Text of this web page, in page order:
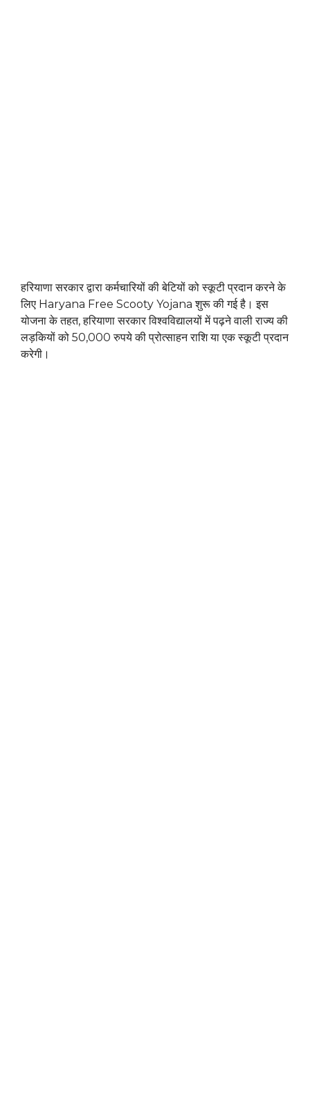
हरियाणा सरकार द्वारा कर्मचारियों की बेटियों को स्कूटी प्रदान करने के
लिए Haryana Free Scooty Yojana शुरू की गई है। इस
योजना के तहत, हरियाणा सरकार विश्वविद्यालयों में पढ़ने वाली राज्य की
लड़कियों को 50,000 रुपये की प्रोत्साहन राशि या एक स्कूटी प्रदान
करेगी।